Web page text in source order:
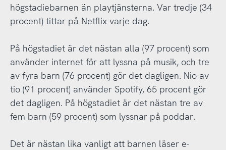
högstadiebarnen än playtjänsterna. Var tredje (34
procent) tittar på Netflix varje dag.
På högstadiet är det nästan alla (97 procent) som
använder internet för att lyssna på musik, och tre
av fyra barn (76 procent) gör det dagligen. Nio av
tio (91 procent) använder Spotify, 65 procent gör
det dagligen. På högstadiet är det nästan tre av
fem barn (59 procent) som lyssnar på poddar.
Det är nästan lika vanligt att barnen läser e-